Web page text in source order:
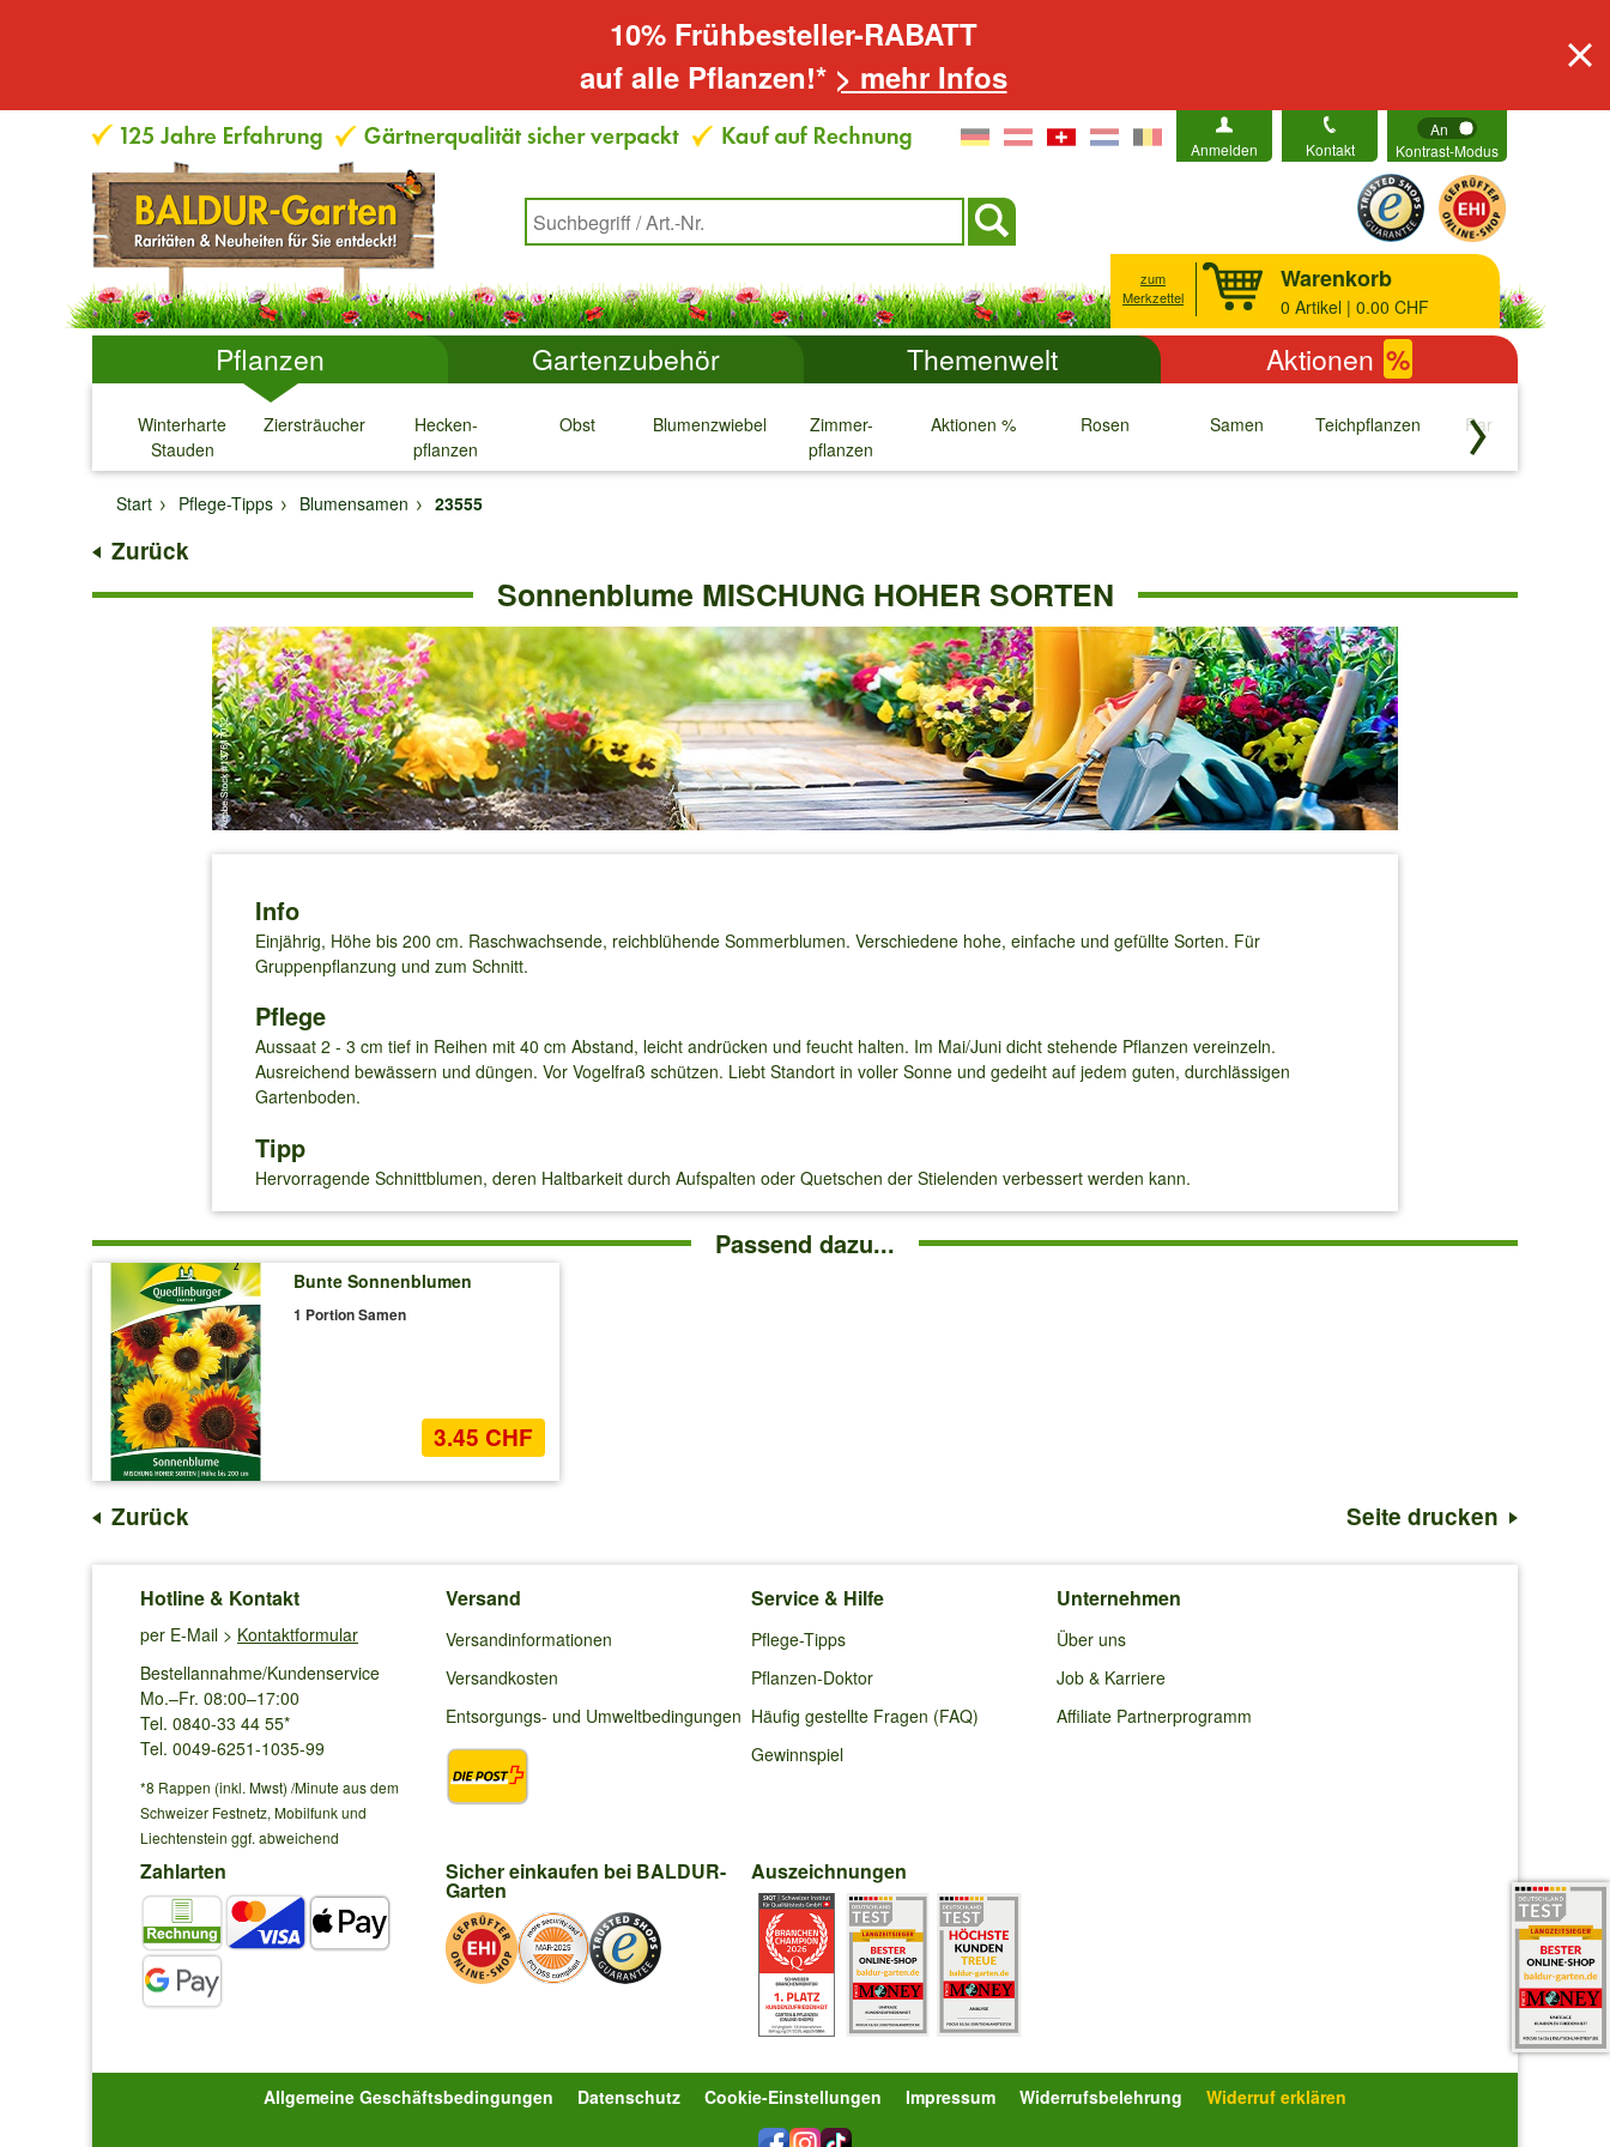
10% Frühbesteller-RABATT
auf alle Pflanzen!* > mehr Infos
Anmelden Kontakt
An
Kontrast-Modus
zum
Merkzettel
Warenkorb
0 Artikel | 0.00 CHF
Pflanzen Gartenzubehör Themenwelt Aktionen %
Winterharte
Stauden
↓
Ziersträucher
↓
Hecken-
pflanzen
↓
Obst
↓
Blumenzwiebeln
↓
Zimmer-
pflanzen
↓
Aktionen %
↓
Rosen
↓
Samen
↓
Teichpflanzen
↓
Raritäten
↓
Start
Pflege-Tipps Blumensamen 23555
Zurück
Sonnenblume MISCHUNG HOHER SORTEN
Info
Einjährig, Höhe bis 200 cm. Raschwachsende, reichblühende Sommerblumen. Verschiedene hohe, einfache und gefüllte Sorten. Für
Gruppenpflanzung und zum Schnitt.
Pflege
Aussaat 2 - 3 cm tief in Reihen mit 40 cm Abstand, leicht andrücken und feucht halten. Im Mai/Juni dicht stehende Pflanzen vereinzeln.
Ausreichend bewässern und düngen. Vor Vogelfraß schützen. Liebt Standort in voller Sonne und gedeiht auf jedem guten, durchlässigen
Gartenboden.
Tipp
Hervorragende Schnittblumen, deren Haltbarkeit durch Aufspalten oder Quetschen der Stielenden verbessert werden kann.
Passend dazu...
Bunte Sonnenblumen
1 Portion Samen
3.45 CHF
Zurück Seite drucken
Hotline & Kontakt
per E-Mail > Kontaktformular
Bestellannahme/Kundenservice
Mo.–Fr. 08:00–17:00
Tel. 0840-33 44 55*
Tel. 0049-6251-1035-99
*8 Rappen (inkl. Mwst) /Minute aus dem
Schweizer Festnetz, Mobilfunk und
Liechtenstein ggf. abweichend
Versand
Versandinformationen
Versandkosten
Entsorgungs- und Umweltbedingungen
Service & Hilfe
Pflege-Tipps
Pflanzen-Doktor
Häufig gestellte Fragen (FAQ)
Gewinnspiel
Unternehmen
Über uns
Job & Karriere
Affiliate Partnerprogramm
Zahlarten Sicher einkaufen bei BALDUR-
Garten
Auszeichnungen
Allgemeine Geschäftsbedingungen Datenschutz Cookie-Einstellungen Impressum Widerrufsbelehrung Widerruf erklären